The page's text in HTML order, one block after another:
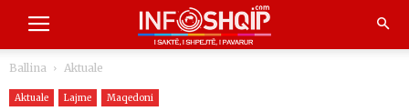
Ballina Aktuale
Aktuale Lajme Maqedoni